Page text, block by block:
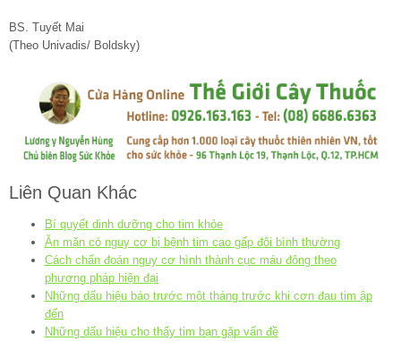
BS. Tuyết Mai
(Theo Univadis/ Boldsky)
Liên Quan Khác
Bí quyết dinh dưỡng cho tim khỏe
Ăn mặn có nguy cơ bị bệnh tim cao gấp đôi bình thường
Cách chẩn đoán nguy cơ hình thành cục máu đông theo
phương pháp hiện đại
Những dấu hiệu báo trước một tháng trước khi cơn đau tim ập
đến
Những dấu hiệu cho thấy tim bạn gặp vấn đề